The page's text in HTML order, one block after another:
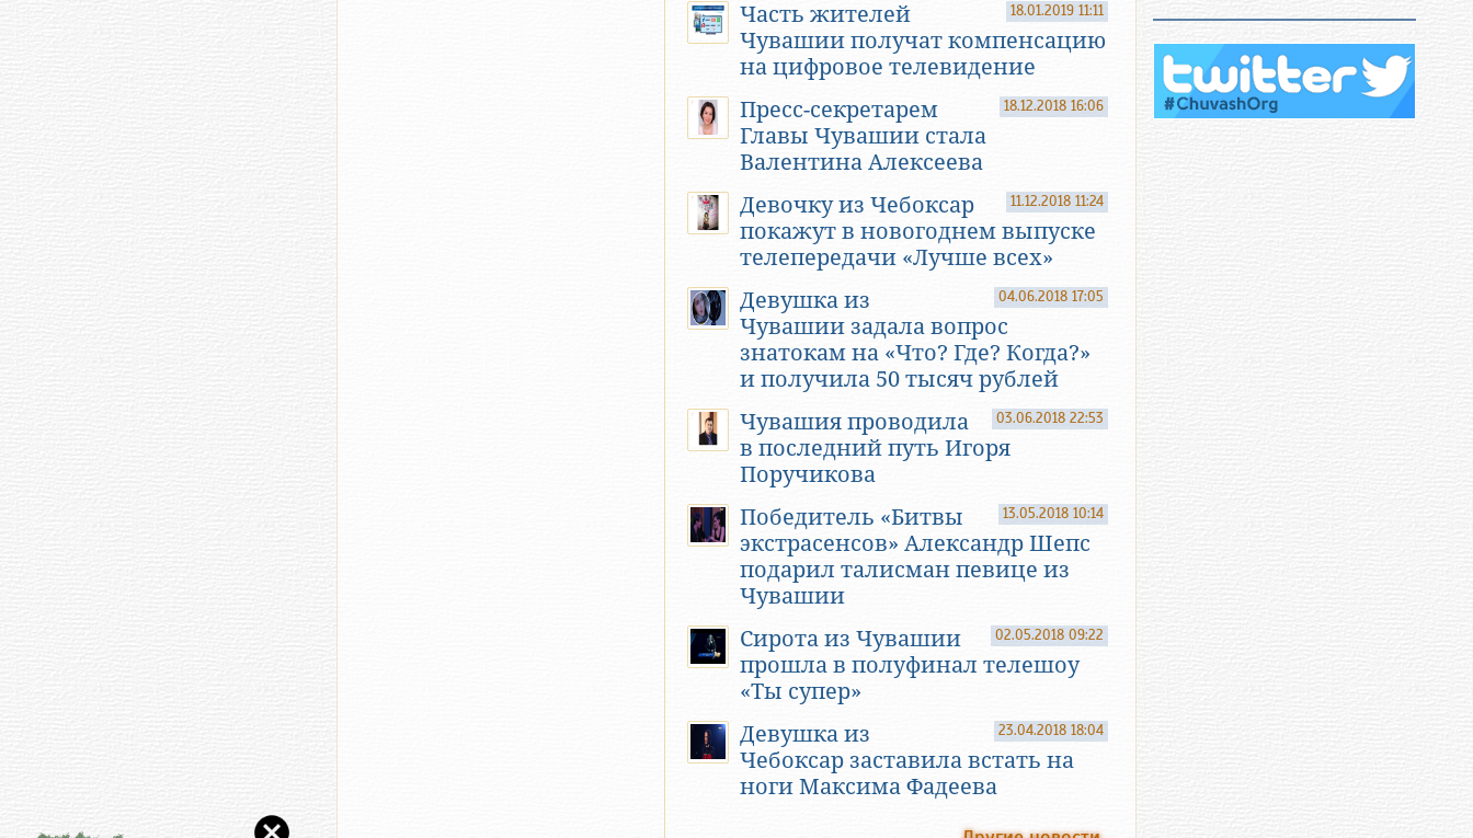
18.01.2019 11:11
Часть жителей
Чувашии получат компенсацию
на цифровое телевидение
18.12.2018 16:06
Пресс-секретарем
Главы Чувашии стала
Валентина Алексеева
11.12.2018 11:24
Девочку из Чебоксар
покажут в новогоднем выпуске
телепередачи «Лучше всех»
04.06.2018 17:05
Девушка из
Чувашии задала вопрос
знатокам на «Что? Где? Когда?»
и получила 50 тысяч рублей
03.06.2018 22:53
Чувашия проводила
в последний путь Игоря
Поручикова
13.05.2018 10:14
Победитель «Битвы
экстрасенсов» Александр Шепс
подарил талисман певице из
Чувашии
02.05.2018 09:22
Сирота из Чувашии
прошла в полуфинал телешоу
«Ты супер»
23.04.2018 18:04
Девушка из
Чебоксар заставила встать на
ноги Максима Фадеева